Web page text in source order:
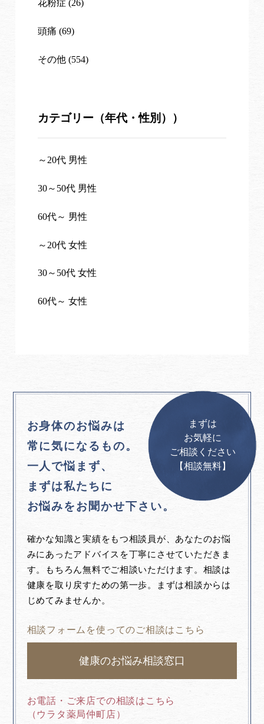
花粉症 (26)
頭痛 (69)
その他 (554)
カテゴリー（年代・性別））
～20代 男性
30～50代 男性
60代～ 男性
～20代 女性
30～50代 女性
60代～ 女性
お身体のお悩みは
常に気になるもの。
一人で悩まず、
まずは私たちに
お悩みをお聞かせ下さい。
確かな知識と実績をもつ相談員が、あなたのお悩
みにあったアドバイスを丁寧にさせていただきま
す。もちろん無料でご相談いただけます。相談は
健康を取り戻すための第一歩。まずは相談からは
じめてみませんか。
相談フォームを使ってのご相談はこちら
健康のお悩み相談窓口
お電話・ご来店での相談はこちら
（ウラタ薬局仲町店）
まずは
お気軽に
ご相談ください
【相談無料】